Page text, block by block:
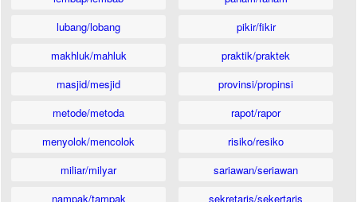
lubang/lobang
makhluk/mahluk
masjid/mesjid
metode/metoda
menyolok/mencolok
miliar/milyar
nampak/tampak
pikir/fikir
praktik/praktek
provinsi/propinsi
rapot/rapor
risiko/resiko
sariawan/seriawan
sekretaris/sekertaris